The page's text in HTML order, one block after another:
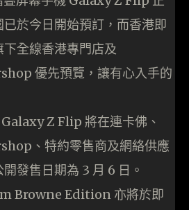
於今日開始預訂，而香港即
全線香港專門店及
優先預覽，讓有心入手的
Z Flip 將在連卡佛、
、特約零售商及網絡供應
發售日期為 3 月 6 日。
Browne Edition 亦將於即